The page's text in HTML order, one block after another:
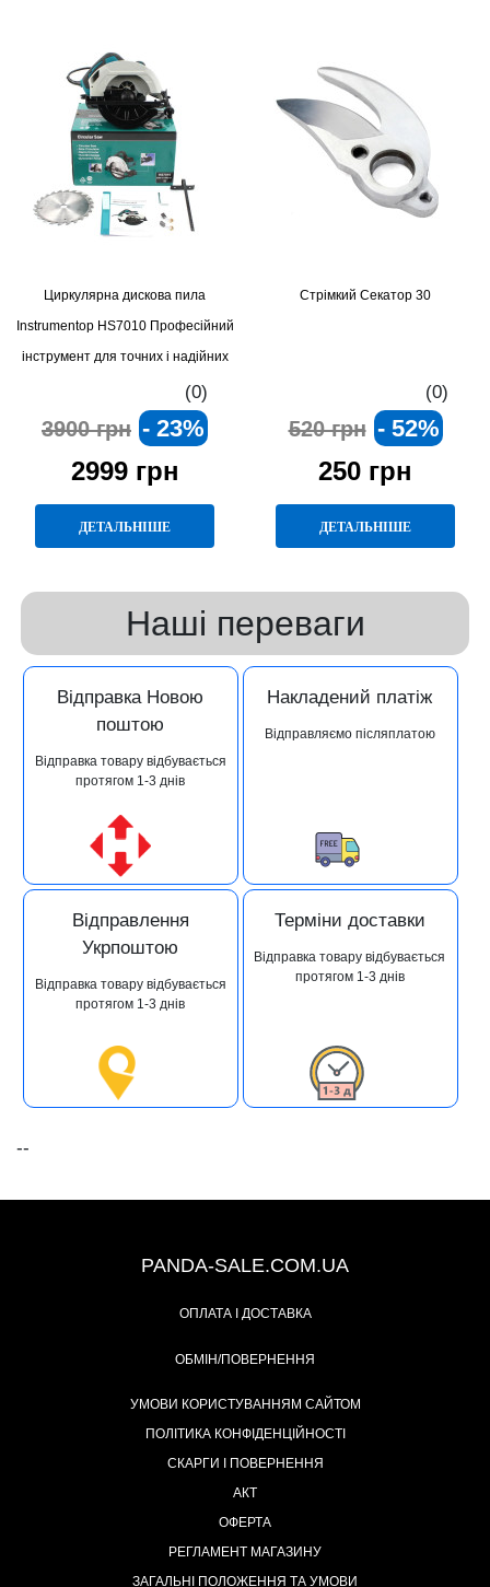
Циркулярна дискова пила
Instrumentop HS7010 Професійний
інструмент для точних і надійних
(0)
3900 грн - 23%
2999 грн
ДЕТАЛЬНІШЕ
Стрімкий Секатор 30
(0)
520 грн - 52%
250 грн
ДЕТАЛЬНІШЕ
Наші переваги
Відправка Новою
поштою
Відправка товару відбувається
протягом 1-3 днів
Накладений платіж
Відправляємо післяплатою
Відправлення
Укрпоштою
Відправка товару відбувається
протягом 1-3 днів
Терміни доставки
Відправка товару відбувається
протягом 1-3 днів
--
PANDA-SALE.COM.UA
ОПЛАТА І ДОСТАВКА
ОБМІН/ПОВЕРНЕННЯ
УМОВИ КОРИСТУВАННЯМ САЙТОМ
ПОЛІТИКА КОНФІДЕНЦІЙНОСТІ
СКАРГИ І ПОВЕРНЕННЯ
АКТ
ОФЕРТА
РЕГЛАМЕНТ МАГАЗИНУ
ЗАГАЛЬНІ ПОЛОЖЕННЯ ТА УМОВИ